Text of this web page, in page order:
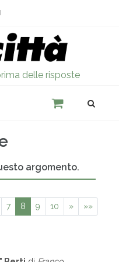
delle risposte
argomento.
7 8 9 10 » »»